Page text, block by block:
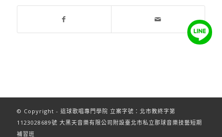
© Copyright - 這球歌唱專門學院 立案字號：北市教終字第
1123028689號 大黑天音樂有限公司附設臺北市私立那球音樂技藝短期
補習班